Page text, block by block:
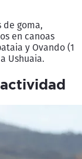
de goma,
en canoas
y Ovando (1
Ushuaia.